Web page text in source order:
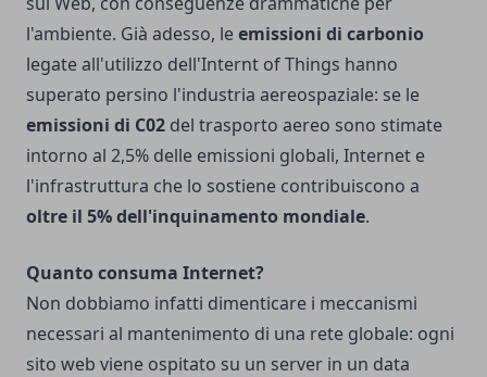
l'ambiente. Già adesso, leemissioni di carbonio
legate all'utilizzo dell'Internt of Things hanno
superato persino l'industria aereospaziale: se le
emissioni di C02 del trasporto aereo sono stimate
intorno al 2,5% delle emissioni globali, Internet e
l'infrastruttura che lo sostiene contribuiscono a
oltre il 5% dell'inquinamento mondiale.
Quanto consuma Internet?
Non dobbiamo infatti dimenticare i meccanismi
necessari al mantenimento di una rete globale: ogni
sito web viene ospitato su un server in un data